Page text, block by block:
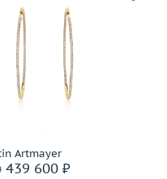
Artmayer
439 600 ₽
золото 585 пробы
Подробнее